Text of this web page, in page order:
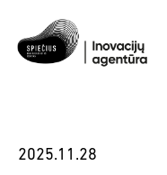
2025.11.28